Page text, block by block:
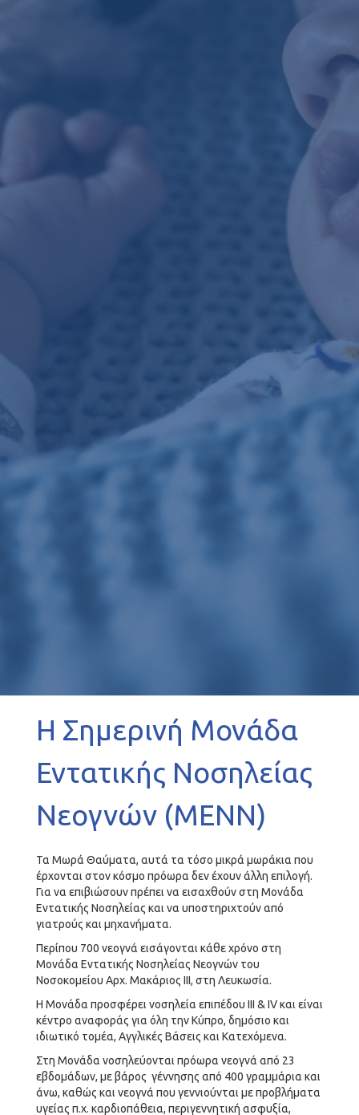
Η Σημερινή Μονάδα
Εντατικής Νοσηλείας
Νεογνών (ΜΕΝΝ)
Τα Μωρά Θαύματα, αυτά τα τόσο μικρά μωράκια που
έρχονται στον κόσμο πρόωρα δεν έχουν άλλη επιλογή.
Για να επιβιώσουν πρέπει να εισαχθούν στη Μονάδα
Εντατικής Νοσηλείας και να υποστηριχτούν από
γιατρούς και μηχανήματα.
Περίπου 700 νεογνά εισάγονται κάθε χρόνο στη
Μονάδα Εντατικής Νοσηλείας Νεογνών του
Νοσοκομείου Αρχ. Μακάριος ΙΙΙ, στη Λευκωσία.
Η Μονάδα προσφέρει νοσηλεία επιπέδου ΙΙΙ & ΙV και είναι
κέντρο αναφοράς για όλη την Κύπρο, δημόσιο και
ιδιωτικό τομέα, Αγγλικές Βάσεις και Κατεχόμενα.
Στη Μονάδα νοσηλεύονται πρόωρα νεογνά από 23
εβδομάδων, με βάρος γέννησης από 400 γραμμάρια και
άνω, καθώς και νεογνά που γεννιούνται με προβλήματα
υγείας π.χ. καρδιοπάθεια, περιγεννητική ασφυξία,